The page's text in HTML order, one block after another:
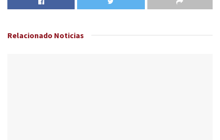
Relacionado Noticias